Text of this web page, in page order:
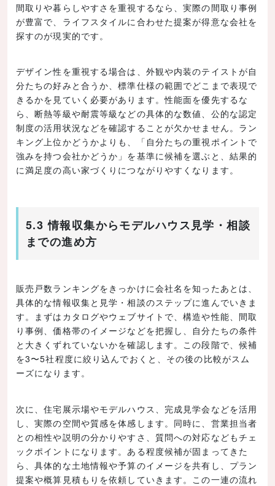
間取りや暮らしやすさを重視するなら、実際の間取り事例
が豊富で、ライフスタイルに合わせた提案が得意な会社を
探すのが現実的です。
デザイン性を重視する場合は、外観や内装のテイストが自
分たちの好みと合うか、標準仕様の範囲でどこまで表現で
きるかを見ていく必要があります。性能面を優先するな
ら、断熱等級や耐震等級などの具体的な数値、公的な認定
制度の活用状況などを確認することが欠かせません。ラン
キング上位かどうかよりも、「自分たちの重視ポイントで
強みを持つ会社かどうか」を基準に候補を選ぶと、結果的
に満足度の高い家づくりにつながりやすくなります。
5.3 情報収集からモデルハウス見学・相談
までの進め方
販売戸数ランキングをきっかけに会社名を知ったあとは、
具体的な情報収集と見学・相談のステップに進んでいきま
す。まずはカタログやウェブサイトで、構造や性能、間取
り事例、価格帯のイメージなどを把握し、自分たちの条件
と大きくずれていないかを確認します。この段階で、候補
を3〜5社程度に絞り込んでおくと、その後の比較がスム
ーズになります。
次に、住宅展示場やモデルハウス、完成見学会などを活用
し、実際の空間や質感を体感します。同時に、営業担当者
との相性や説明の分かりやすさ、質問への対応などもチェ
ックポイントになります。ある程度候補が固まってきた
ら、具体的な土地情報や予算のイメージを共有し、プラン
提案や概算見積もりを依頼していきます。この一連の流れ